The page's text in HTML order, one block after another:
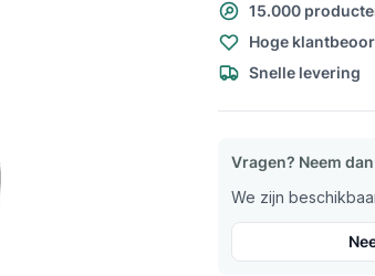
15.000
Hoge
Snelle levering
Vragen? Neem
We zijn